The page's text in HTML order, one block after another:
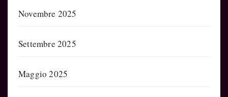
Novembre 2025
Settembre 2025
Maggio 2025